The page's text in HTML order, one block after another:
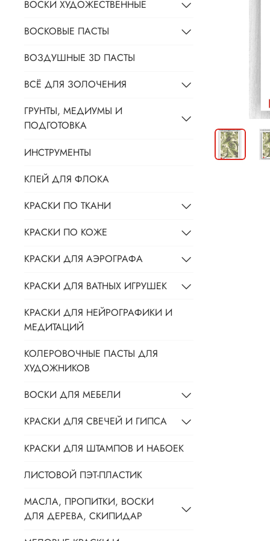
ВОСКИ ХУДОЖЕСТВЕННЫЕ
ВОСКОВЫЕ ПАСТЫ
ВОЗДУШНЫЕ 3D ПАСТЫ
ВСЁ ДЛЯ ЗОЛОЧЕНИЯ
ГРУНТЫ, МЕДИУМЫ И
ПОДГОТОВКА
ИНСТРУМЕНТЫ
КЛЕЙ ДЛЯ ФЛОКА
КРАСКИ ПО ТКАНИ
КРАСКИ ПО КОЖЕ
КРАСКИ ДЛЯ АЭРОГРАФА
КРАСКИ ДЛЯ ВАТНЫХ ИГРУШЕК
КРАСКИ ДЛЯ НЕЙРОГРАФИКИ И
МЕДИТАЦИЙ
КОЛЕРОВОЧНЫЕ ПАСТЫ ДЛЯ
ХУДОЖНИКОВ
ВОСКИ ДЛЯ МЕБЕЛИ
КРАСКИ ДЛЯ СВЕЧЕЙ И ГИПСА
КРАСКИ ДЛЯ ШТАМПОВ И НАБОЕК
ЛИСТОВОЙ ПЭТ-ПЛАСТИК
МАСЛА, ПРОПИТКИ, ВОСКИ
ДЛЯ ДЕРЕВА, СКИПИДАР